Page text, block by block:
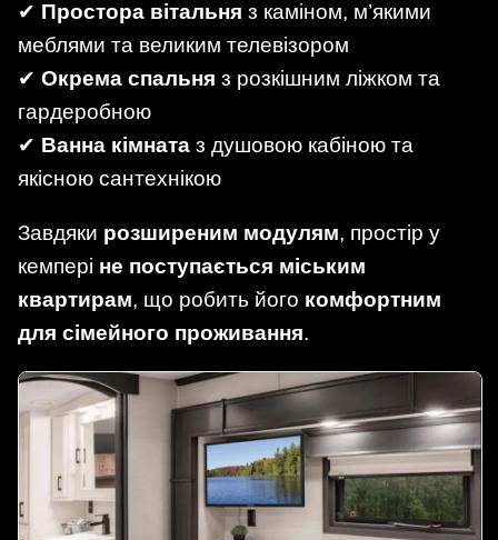
✔ Простора вітальня з каміном, м’якими
меблями та великим телевізором
✔ Окрема спальня з розкішним ліжком та
гардеробною
✔ Ванна кімната з душовою кабіною та
якісною сантехнікою
Завдяки розширеним модулям, простір у
кемпері не поступається міським
квартирам, що робить його комфортним
для сімейного проживання.